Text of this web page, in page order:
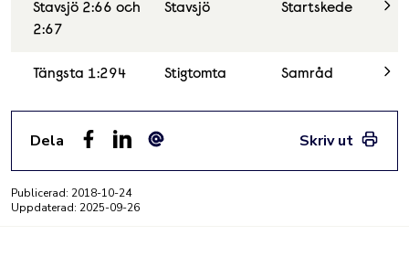
Stavsjö 2:66 och
2:67
Stavsjö Startskede
Tängsta 1:294 Stigtomta Samråd
Dela
Skriv ut
Publicerad: 2018-10-24
Uppdaterad: 2025-09-26